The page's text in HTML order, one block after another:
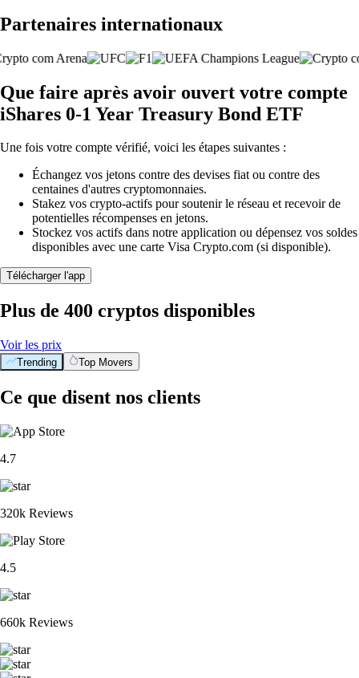
Partenaires internationaux
Que faire après avoir ouvert votre compte
iShares 0-1 Year Treasury Bond ETF
Une fois votre compte vérifié, voici les étapes suivantes :
Échangez vos jetons contre des devises fiat ou contre des
centaines d'autres cryptomonnaies.
Stakez vos crypto-actifs pour soutenir le réseau et recevoir de
potentielles récompenses en jetons.
Stockez vos actifs dans notre application ou dépensez vos soldes
disponibles avec une carte Visa Crypto.com (si disponible).
Télécharger l'app
Plus de 400 cryptos disponibles
Voir les prix
Trending Top Movers
Ce que disent nos clients
4.7
320k Reviews
4.5
660k Reviews